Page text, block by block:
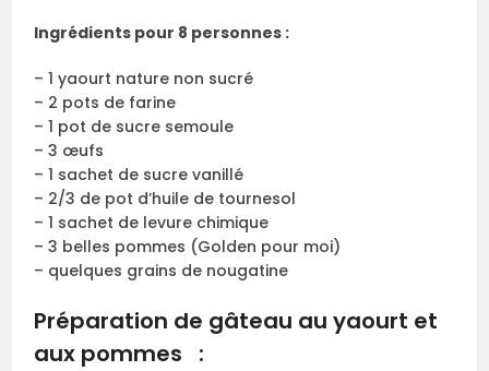
Ingrédients pour 8 personnes :
– 1 yaourt nature non sucré
– 2 pots de farine
– 1 pot de sucre semoule
– 3 œufs
– 1 sachet de sucre vanillé
– 2/3 de pot d’huile de tournesol
– 1 sachet de levure chimique
– 3 belles pommes (Golden pour moi)
– quelques grains de nougatine
Préparation de gâteau au yaourt et
aux pommes :